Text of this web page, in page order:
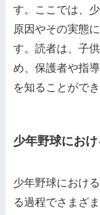
す。ここでは、
原因やその実態
す。読者は、子
め、保護者や指
を知ることができ
少年野球にお
少年野球におけ
る過程でさまざ